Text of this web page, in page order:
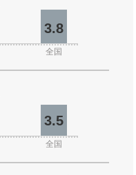
3.8
全国
3.5
全国